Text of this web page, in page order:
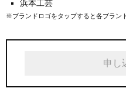
浜本工芸
※ブランドロゴをタップすると各ブラン
申し